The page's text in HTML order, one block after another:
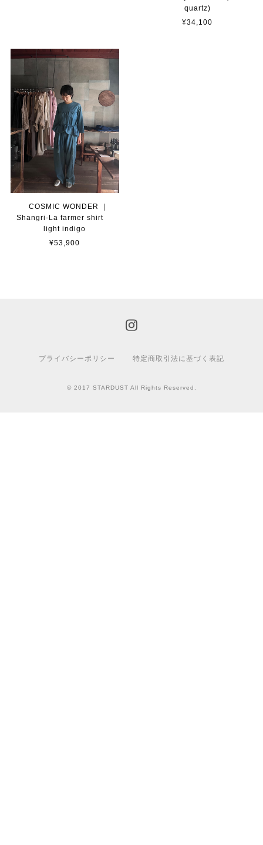
quartz)
¥34,100
COSMIC WONDER ｜
Shangri-La farmer shirt
light indigo
¥53,900
プライバシーポリシー 特定商取引法に基づく表記
© 2017 STARDUST All Rights Reserved.